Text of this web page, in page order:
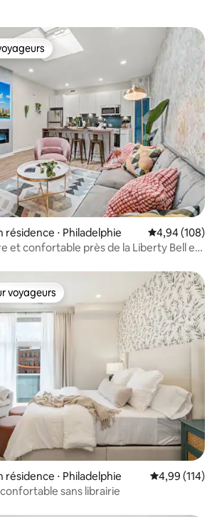
⋅ Philadelphie Évaluation
4,94 (108)
et confortable près de la Liberty Bell et
les plus appréciés
voyageurs
⋅ Philadelphie Évaluation
4,99 (114)
sans librairie